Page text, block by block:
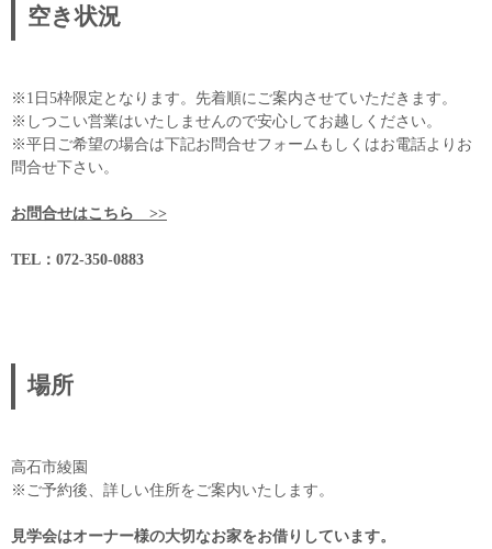
空き状況
※1日5枠限定となります。先着順にご案内させていただきます。
※しつこい営業はいたしませんので安心してお越しください。
※平日ご希望の場合は下記お問合せフォームもしくはお電話よりお
問合せ下さい。
お問合せはこちら >>
TEL：072-350-0883
場所
高石市綾園
※ご予約後、詳しい住所をご案内いたします。
見学会はオーナー様の大切なお家をお借りしています。